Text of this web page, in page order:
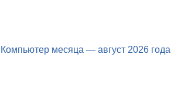
Компьютер месяца — август 2026 года